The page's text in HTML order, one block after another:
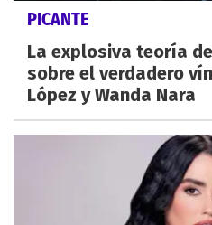
PICANTE
La explosiva teoría
sobre el verdadero
López y Wanda Nara